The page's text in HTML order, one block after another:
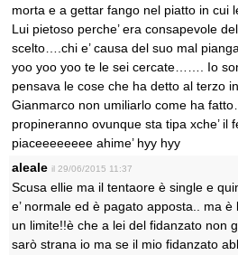
morta e a gettar fango nel piatto in cui
Lui pietoso perche’ era consapevole
scelto….chi e’ causa del suo mal
yoo yoo yoo te le sei cercate……. Io
pensava le cose che ha detto al terzo
Gianmarco non umiliarlo come ha
propineranno ovunque sta tipa xche’ il
piaceeeeeeee ahime’ hyy hyy
aleale il 29/06/2015 11:37
Scusa ellie ma il tentaore è single e
e’ normale ed è pagato apposta.. ma è
un limite!!è che a lei del fidanzato non
sarò strana io ma se il mio fidanzato